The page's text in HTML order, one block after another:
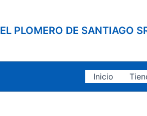
EL PLOMERO DE SANTIAGO
Inicio